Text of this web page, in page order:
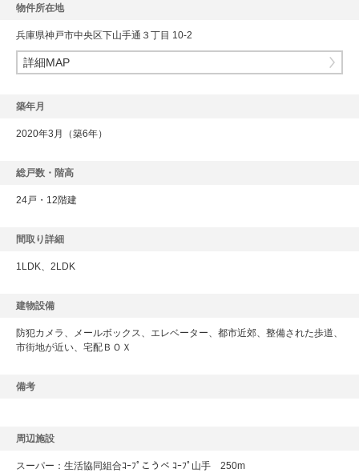
物件所在地
兵庫県神戸市中央区下山手通３丁目 10-2
詳細MAP
築年月
2020年3月（築6年）
総戸数・階高
24戸・12階建
間取り詳細
1LDK、2LDK
建物設備
防犯カメラ、メールボックス、エレベーター、都市近郊、整備された歩道、
市街地が近い、宅配ＢＯＸ
備考
周辺施設
スーパー：生活協同組合ｺｰﾌﾟこうべ ｺｰﾌﾟ山手 250m